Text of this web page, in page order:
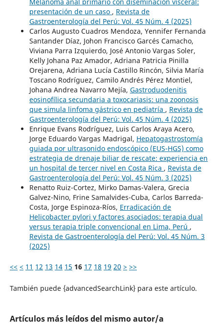
presentación de un caso , Revista de
Gastroenterología del Perú: Vol. 45 Núm. 4 (2025)
Carlos Augusto Cuadros Mendoza, Yennifer Fernanda
Santander Díaz, Johon Francisco Garcés Camacho,
Viviana Parra Izquierdo, José Antonio Vargas Soler,
Kelly Johana Paz Amador, Adriana Patricia Pinilla
Orejarena, Adriana Lucía Castillo Rincón, Silvia María
Toscano Rodríguez, Camilo Andrés Pérez Montiel,
Johana Andrea Navarro Mejía, Gastroduodenitis
eosinofílica secundaria a toxocariasis: una zoonosis
que simula linfoma gástrico en pediatría , Revista de
Gastroenterología del Perú: Vol. 45 Núm. 4 (2025)
Enrique Evans Rodríguez, Luis Carlos Araya Acero,
Jorge Eduardo Vargas Madrigal, Hepatogastrostomía
guiada por ultrasonido endoscópico (EUS-HGS) como
estrategia de drenaje biliar de rescate: experiencia en
un hospital de tercer nivel en Costa Rica , Revista de
Gastroenterología del Perú: Vol. 45 Núm. 3 (2025)
Renatto Ruiz-Cortez, Mirko Damas-Valera, Grecia
Galvez-Nino, Frine Samalvides-Cuba, Carlos Barreda-
Costa, Jorge Espinoza-Ríos, Erradicación de
Helicobacter pylori y factores asociados: terapia dual
versus terapia triple convencional en Lima, Perú ,
Revista de Gastroenterología del Perú: Vol. 45 Núm. 3
(2025)
<< < 11 12 13 14 15 16 17 18 19 20 > >>
También puede {advancedSearchLink} para este artículo.
Artículos más leídos del mismo autor/a